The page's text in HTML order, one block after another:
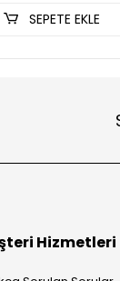
SEPETE EKLE
Hizmetleri